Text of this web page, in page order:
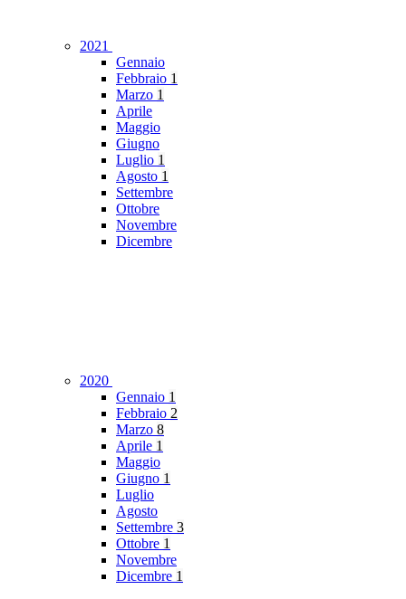
2021
Gennaio
Febbraio 1
Marzo 1
Aprile
Maggio
Giugno
Luglio 1
Agosto 1
Settembre
Ottobre
Novembre
Dicembre
2020
Gennaio 1
Febbraio 2
Marzo 8
Aprile 1
Maggio
Giugno 1
Luglio
Agosto
Settembre 3
Ottobre 1
Novembre
Dicembre 1